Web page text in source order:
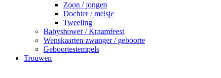
Zoon / jongen
Dochter / meisje
Tweeling
Babyshower / Kraamfeest
Wenskaarten zwanger / geboorte
Geboortestempels
Trouwen